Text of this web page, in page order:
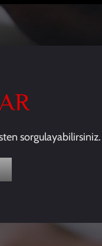
sorgulayabilirsiniz.